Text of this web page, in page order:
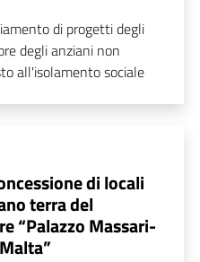
di progetti degli
degli anziani non
all'isolamento sociale
di locali
terra del
“Palazzo Massari-